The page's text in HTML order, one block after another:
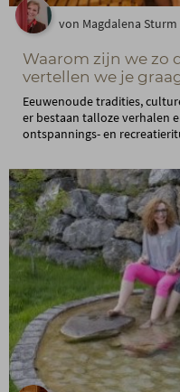
von Magdalena Sturm
Waarom zijn we zo
vertellen we je
Eeuwenoude tradities,
er bestaan talloze verhalen
ontspannings- en